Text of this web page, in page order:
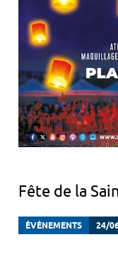
Fête de la
ÉVÈNEMENTS 24/